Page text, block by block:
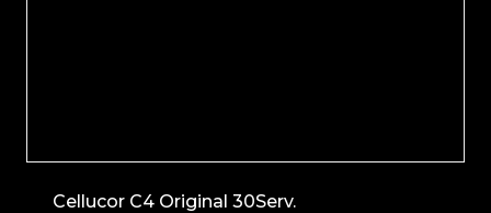
Cellucor C4 Original 30Serv.